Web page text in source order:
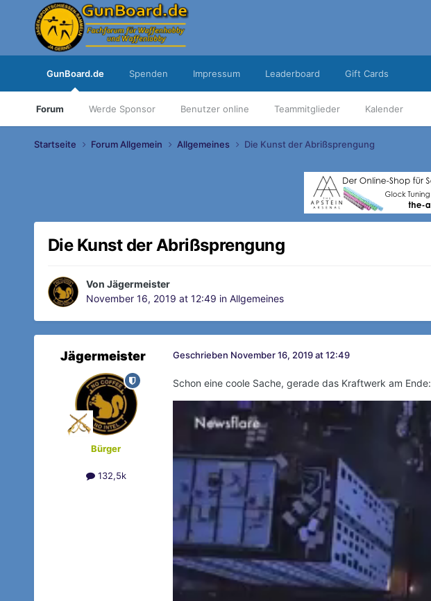
GunBoard.de
Forum Werde Sponsor Benutzer online Teammitglieder Kalender
Spenden Impressum Leaderboard Gift Cards
Startseite Forum Allgemein Allgemeines Die Kunst der Abrißsprengung
Die Kunst der Abrißsprengung
Von Jägermeister
November 16, 2019 at 12:49 in Allgemeines
Jägermeister
Bürger
132,5k
Geschrieben November 16, 2019 at 12:49
Schon eine coole Sache, gerade das Kraftwerk am Ende: